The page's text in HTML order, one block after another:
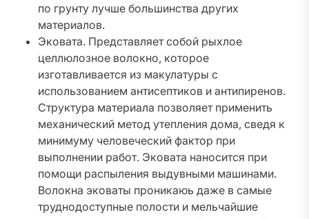
по грунту лучше большинства других
материалов.
Эковата. Представляет собой рыхлое
целлюлозное волокно, которое
изготавливается из макулатуры с
использованием антисептиков и антипиренов.
Структура материала позволяет применить
механический метод утепления дома, сведя к
минимуму человеческий фактор при
выполнении работ. Эковата наносится при
помощи распыления выдувными машинами.
Волокна эковаты проникаюь даже в самые
труднодоступные полости и мельчайшие